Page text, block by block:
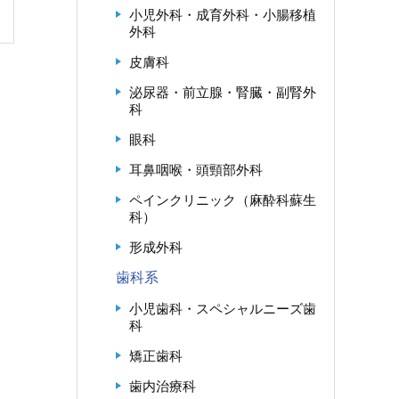
小児外科・成育外科・小腸移植
外科
皮膚科
泌尿器・前立腺・腎臓・副腎外
科
眼科
耳鼻咽喉・頭頸部外科
ペインクリニック（麻酔科蘇生
科）
形成外科
歯科系
小児歯科・スペシャルニーズ歯
科
矯正歯科
歯内治療科